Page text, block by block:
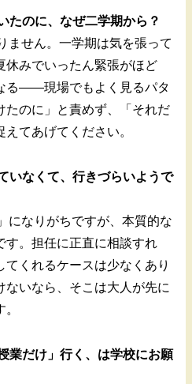
たのに、なぜ二学期から？
ません。一学期は気を張って
休みでいったん緊張がほど
る——現場でもよく見るパタ
たのに」と責めず、「それだ
てあげてください。
いなくて、行きづらいようで
になりがちですが、本質的な
す。担任に正直に相談すれ
くれるケースは少なくあり
ないなら、そこは大人が先に
業だけ」行く、は学校にお願